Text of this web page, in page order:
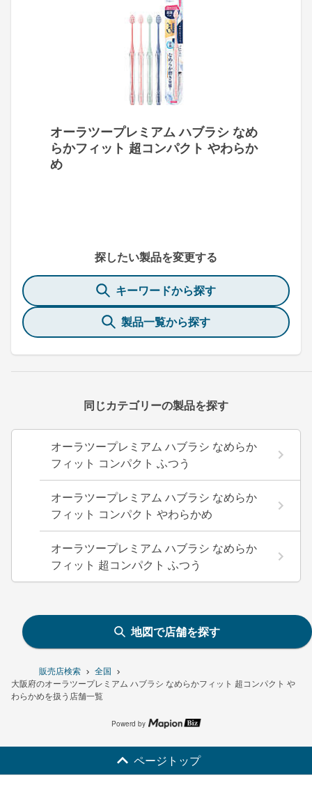
販売店検索
全国
大阪府のオーラツープレミアム ハブラシ なめらかフィット 超コンパクト や
わらかめを扱う店舗一覧
オーラツープレミアム ハブラシ なめ
らかフィット 超コンパクト やわらか
め
探したい製品を変更する
キーワードから探す
製品一覧から探す
同じカテゴリーの製品を探す
オーラツープレミアム ハブラシ なめらか
フィット コンパクト ふつう
オーラツープレミアム ハブラシ なめらか
フィット コンパクト やわらかめ
オーラツープレミアム ハブラシ なめらか
フィット 超コンパクト ふつう
地図で店舗を探す
Powerd by
ページトップ